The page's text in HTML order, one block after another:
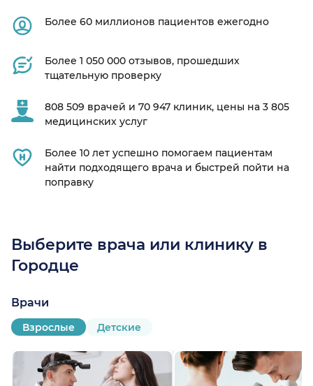
Более 60 миллионов пациентов ежегодно
Более 1 050 000 отзывов, прошедших
тщательную проверку
808 509 врачей и 70 947 клиник, цены на 3 805
медицинских услуг
Более 10 лет успешно помогаем пациентам
найти подходящего врача и быстрей пойти на
поправку
Выберите врача или клинику в
Городце
Врачи
Взрослые Детские